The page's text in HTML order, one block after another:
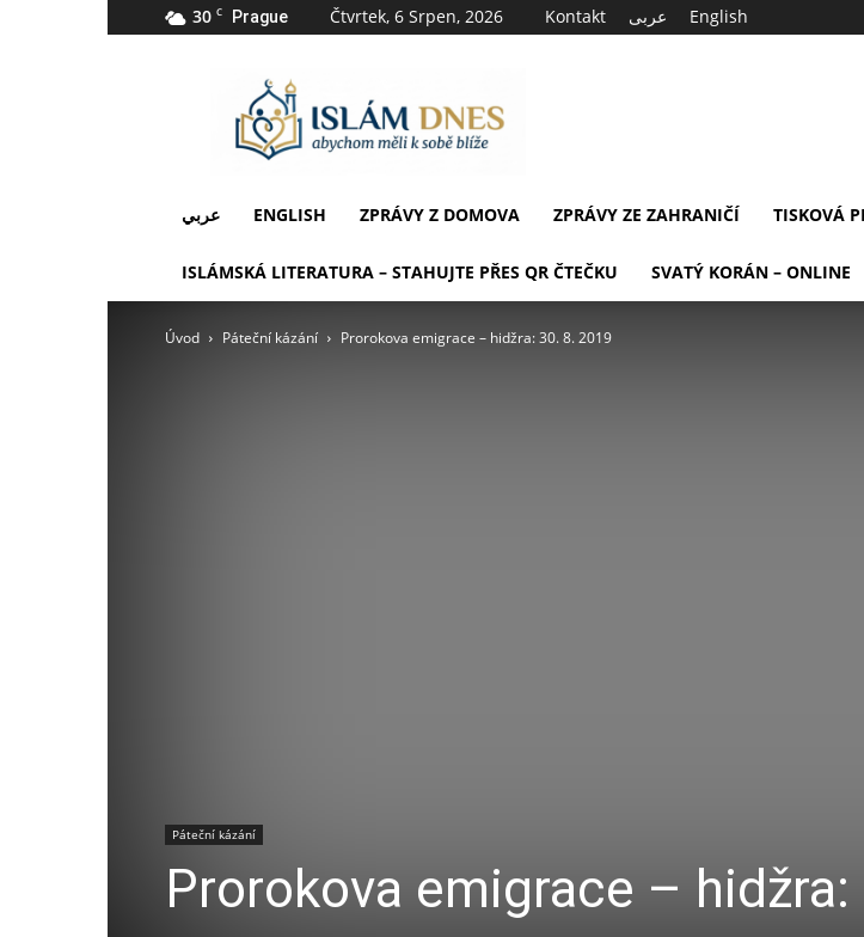
30 C Prague Čtvrtek, 6 Srpen, 2026 Kontakt عربى English
عربي ENGLISH ZPRÁVY Z DOMOVA ZPRÁVY ZE ZAHRANIČÍ TISKOVÁ
ISLÁMSKÁ LITERATURA – STAHUJTE PŘES QR ČTEČKU SVATÝ KORÁN – ONLINE
Úvod Páteční kázání Prorokova emigrace – hidžra: 30. 8. 2019
Páteční kázání
Prorokova emigrace –